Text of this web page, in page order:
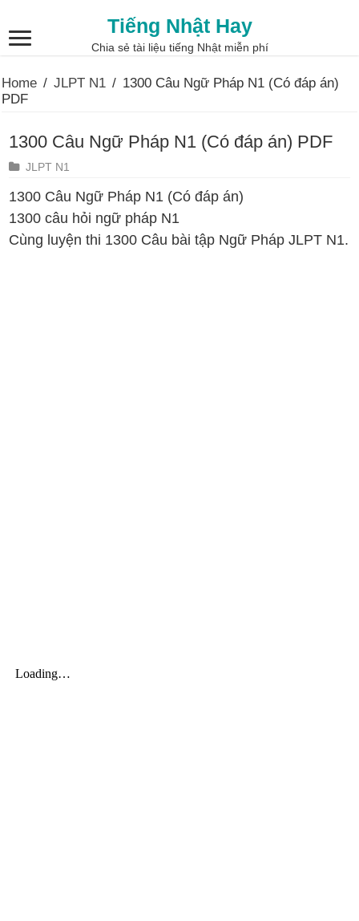
Tiếng Nhật Hay
Chia sẻ tài liệu tiếng Nhật miễn phí
Home / JLPT N1 / 1300 Câu Ngữ Pháp N1 (Có đáp án)
PDF
1300 Câu Ngữ Pháp N1 (Có đáp án) PDF
JLPT N1
1300 Câu Ngữ Pháp N1 (Có đáp án)
1300 câu hỏi ngữ pháp N1
Cùng luyện thi 1300 Câu bài tập Ngữ Pháp JLPT N1.